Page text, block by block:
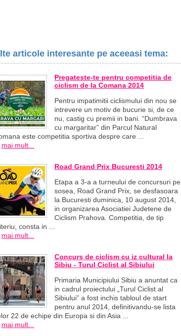
articole interesante pe aceeasi tema:
Pregateste-te pentru competitia de
ciclism de la Comana 2014
Pentru impatimitii ciclismului din nou se
intrevere un motiv de bucurie si, de ce
nu, castig cu premii in bani. “Dumbrava
cu margaritar” din Parcul Natural
este competitia sportiva despre care ...
mai mult...
Road Grand Prix Bucuresti 2014
Etapa a 3-a a turneului de concursuri pe
sosea, Road Grand Prix, se desfasoara
la Bucuresti duminica, 10 august 2014,
in organizarea Asociatiei Judetene de
Ciclism Prahova. Competitia, de tip
consta in ...
mai mult...
Concurs de ciclism cu iz cultural la
Sibiu - Turul Ciclist al Sibiului
Primaria Municipiului Sibiu a anuntat ca
in cadrul proiectului „Turul Ciclist al
Sibiului” a fost inchis tabloul de start
pentru anul 2014, definitivandu-se lista
22 de echipe din Europa si din Asia ...
mai mult...